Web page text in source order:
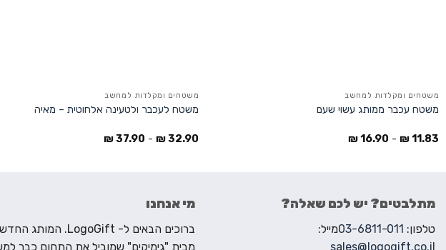
משטחים ומקלדות למחשב
משטח עכבר ממותג עשוי שעם
11.83
₪
-
16.90
₪
משטחים ומקלדות למחשב
משטח לעכבר ולטעינה אלחוטית – מאיה
32.90
₪
-
37.90
₪
מתלבטים? יש לכם שאלה?
טלפון: 03-6811-011מייל:
sales@logogift.co.il
מי אנחנו
ברוכים הבאים ל- LogoGift. המותג החדש
מבית "גימיקים" שמוביל את התחום כבר